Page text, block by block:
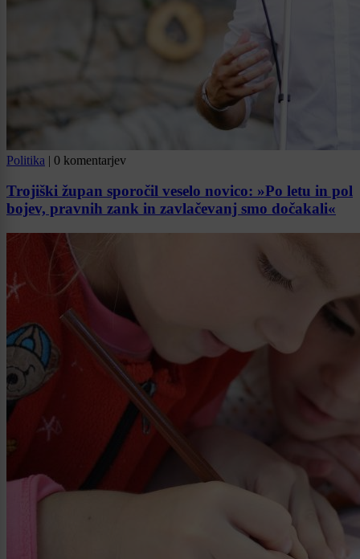
Politika | 0 komentarjev
Trojiški župan sporočil veselo novico: »Po letu in pol
bojev, pravnih zank in zavlačevanj smo dočakali«